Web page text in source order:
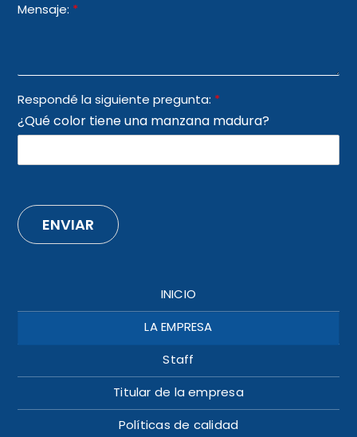
Mensaje: *
Respondé la siguiente pregunta: *
¿Qué color tiene una manzana madura?
ENVIAR
INICIO
LA EMPRESA
Staff
Titular de la empresa
Políticas de calidad